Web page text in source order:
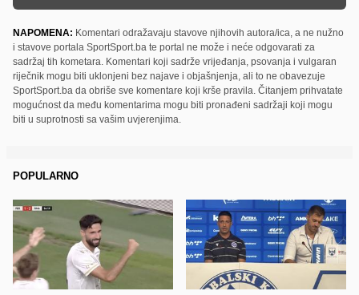
NAPOMENA: Komentari odražavaju stavove njihovih autora/ica, a ne nužno
i stavove portala SportSport.ba te portal ne može i neće odgovarati za
sadržaj tih kometara. Komentari koji sadrže vrijeđanja, psovanja i vulgaran
riječnik mogu biti uklonjeni bez najave i objašnjenja, ali to ne obavezuje
SportSport.ba da obriše sve komentare koji krše pravila. Čitanjem prihvatate
mogućnost da među komentarima mogu biti pronađeni sadržaji koji mogu
biti u suprotnosti sa vašim uvjerenjima.
POPULARNO